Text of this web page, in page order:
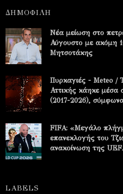
ΔΗΜΟΦΙΛΗ
Νέα μείωση στο
Αύγουστο με ακόμη
Μητσοτάκης
Πυρκαγιές - Meteo /
Αττικής κάηκε μέσα
(2017-2026),
FIFA: «Μεγάλο
επανεκλογής του
ανακοίνωση της
LABELS